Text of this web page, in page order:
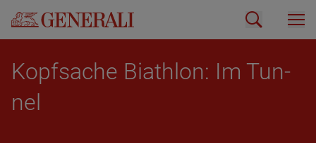
Kopf­sa­che Bi­ath­lon: Im Tun­
nel